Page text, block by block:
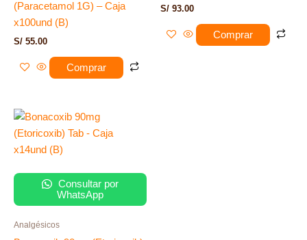
(Paracetamol 1G) – Caja
x100und (B)
S/ 55.00
Comprar
S/ 93.00
Comprar
Consultar por
WhatsApp
Analgésicos